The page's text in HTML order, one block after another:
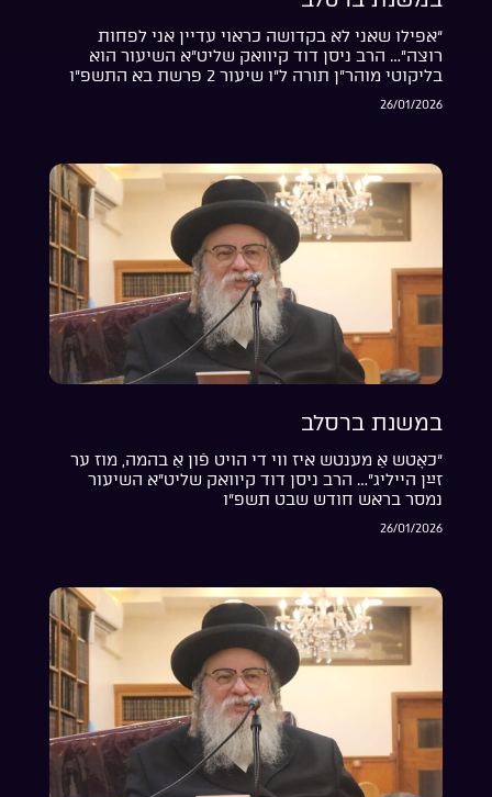
“אפילו שאני לא בקדושה כראוי עדיין אני לפחות
רוצה”… הרב ניסן דוד קיוואק שליט”א השיעור הוא
בליקוטי מוהר”ן תורה ל”ו שיעור 2 פרשת בא התשפ”ו
26/01/2026
במשנת ברסלב
“כאָטש אַ מענטש איז ווי די הויט פֿון אַ בהמה, מוז ער
זײַן הייליג”… הרב ניסן דוד קיוואק שליט”א השיעור
נמסר בראש חודש שבט תשפ”ו
26/01/2026